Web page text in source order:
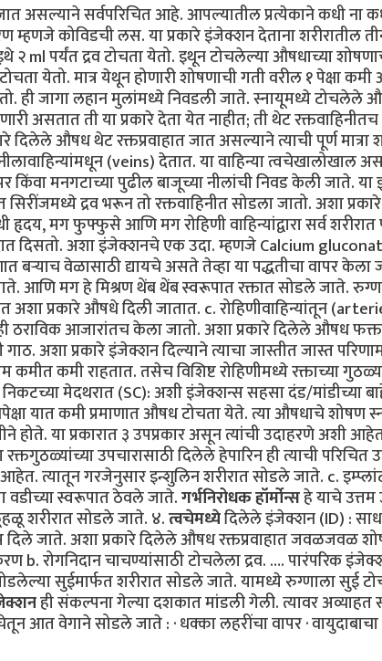
असल्याने सर्वपरिचित आहे. आपल्यातील प्रत्येकाने कधी ना
कोविडची लस. या प्रकारे इंजेक्शन देताना शरीरातील
२ ml पर्यंत द्रव टोचता येतो. इथून टोचलेल्या औषधाच्या
येतो. मात्र येथून होणारी शोषणाची गती वरील १ पेक्षा
ही जागा लहान मुलांमध्ये निवडली जाते. स्नायूमध्ये
असतात ती या प्रकारे देता येत नाहीत; ती थेट रक्तवाहिनीतच
औषध थेट रक्तप्रवाहात जात असल्याने त्याची पूर्ण मात्रा
(veins) देतात. या वाहिन्या त्वचेखालोखाल
मनगटाच्या पुढील बाजूच्या नीलांची निवड केली जाते. या
द्रव भरून तो रक्तवाहिनीत सोडला जातो. अशा
मग फुफ्फुसे आणि मग रोहिणी वाहिन्यांद्वारा सर्व
दिसतो. अशा इंजेक्शनचे एक उदा. म्हणजे Calcium
बऱ्याच वेळासाठी द्यायचे असते तेव्हा या पद्धतीचा वापर
आणि मग हे मिश्रण थेंब थेंब स्वरूपात रक्तात सोडले जाते.
अशा प्रकारे औषधे दिली जातात. c. रोहिणीवाहिन्यांतून
ठराविक आजारांतच केला जातो. अशा प्रकारे दिलेले औषध
गाठ. अशा प्रकारे इंजेक्शन दिल्याने त्याचा जास्तीत जास्त
कमीत कमी राहतात. तसेच विशिष्ट रोहिणीमध्ये रक्ताच्या
निकटच्या मेदथरात (SC): अशी इंजेक्शन्स सहसा दंड/मांडीच्या
यात कमी प्रमाणात औषध टोचता येते. त्या औषधाचे शोषण
होते. या प्रकारात ३ उपप्रकार असून त्यांची उदाहरणे अशी
उपचारासाठी दिलेले हेपारिन ही त्याची
त्यातून गरजेनुसार इन्शुलिन शरीरात सोडले जाते. c.
वडीच्या स्वरूपात ठेवले जाते.गर्भनिरोधक हॉर्मोन्सहे याचे
शरीरात सोडले जाते. ४.त्वचेमध्येदिलेले इंजेक्शन (ID) :
दिले जाते. अशा प्रकारे दिलेले औषध रक्तप्रवाहात जवळजवळ
b. रोगनिदान चाचण्यांसाठी टोचलेला द्रव. …. पारंपरिक
सुईमार्फत शरीरात सोडले जाते. यामध्ये रुग्णाला सुई
ही संकल्पना गेल्या दशकात मांडली गेली. त्यावर
आत वेगाने सोडले जाते : · धक्का लहरींचा वापर · वायुदाबाचा